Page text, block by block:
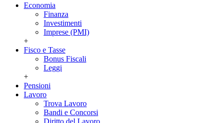
Economia
Finanza
Investimenti
Imprese (PMI)
+
Fisco e Tasse
Bonus Fiscali
Leggi
+
Pensioni
Lavoro
Trova Lavoro
Bandi e Concorsi
Diritto del Lavoro